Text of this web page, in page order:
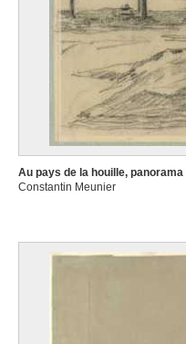
Au pays de la houille, panorama
Constantin Meunier